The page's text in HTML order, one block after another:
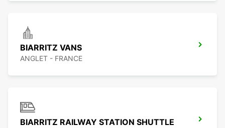
BIARRITZ VANS
ANGLET - FRANCE
BIARRITZ RAILWAY STATION SHUTTLE